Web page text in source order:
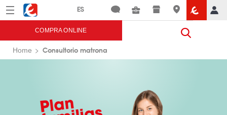
Menú Eroski
COMPRA ONLINE
Home Consultorio matrona